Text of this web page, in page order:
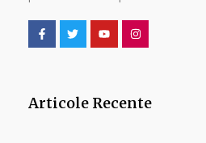
Articole Recente